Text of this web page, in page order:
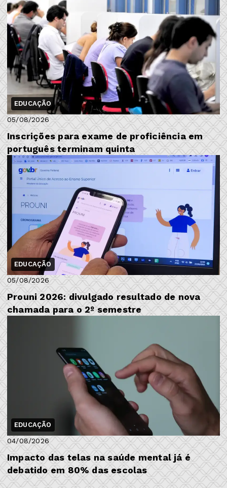
EDUCAÇÃO
05/08/2026
Inscrições para exame de proficiência em
português terminam quinta
EDUCAÇÃO
05/08/2026
Prouni 2026: divulgado resultado de nova
chamada para o 2º semestre
EDUCAÇÃO
04/08/2026
Impacto das telas na saúde mental já é
debatido em 80% das escolas